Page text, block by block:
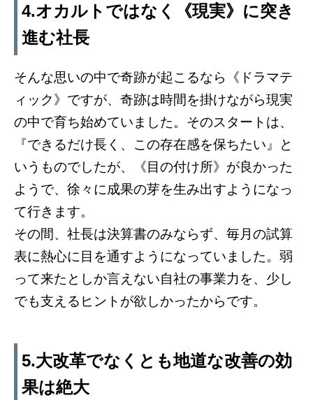
4.オカルトではなく《現実》に突き
進む社長
そんな思いの中で奇跡が起こるなら《ドラマテ
ィック》ですが、奇跡は時間を掛けながら現実
の中で育ち始めていました。そのスタートは、
『できるだけ長く、この存在感を保ちたい』と
いうものでしたが、《目の付け所》が良かった
ようで、徐々に成果の芽を生み出すようになっ
て行きます。
その間、社長は決算書のみならず、毎月の試算
表に熱心に目を通すようになっていました。弱
って来たとしか言えない自社の事業力を、少し
でも支えるヒントが欲しかったからです。
5.大改革でなくとも地道な改善の効
果は絶大